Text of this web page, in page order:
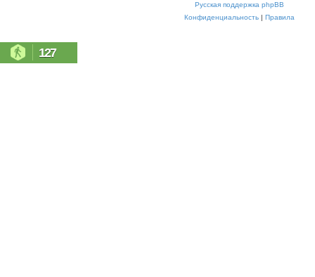
Русская поддержка phpBB
Конфиденциальность | Правила
127